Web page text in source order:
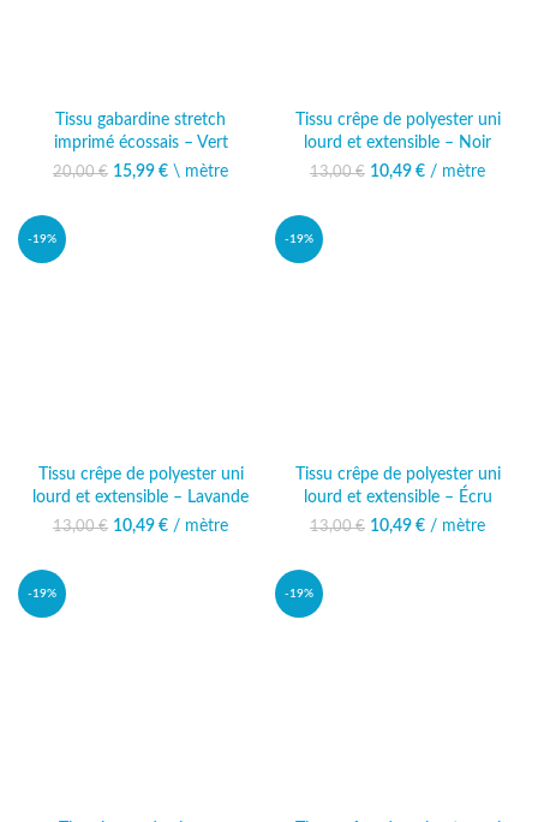
Tissu gabardine stretch
imprimé écossais – Vert
20,00€
Le prix initial était :
15,99 €
Le prix
\ mètre
Tissu crêpe de polyester uni
lourd et extensible – Noir
13,00€
Le prix initial était :
10,49 €
Le prix
/ mètre
-19%
Tissu crêpe de polyester uni
lourd et extensible – Lavande
13,00€
Le prix initial était :
10,49 €
Le prix
/ mètre
-19%
Tissu crêpe de polyester uni
lourd et extensible – Écru
13,00€
Le prix initial était :
10,49 €
Le prix
/ mètre
-19% -19%